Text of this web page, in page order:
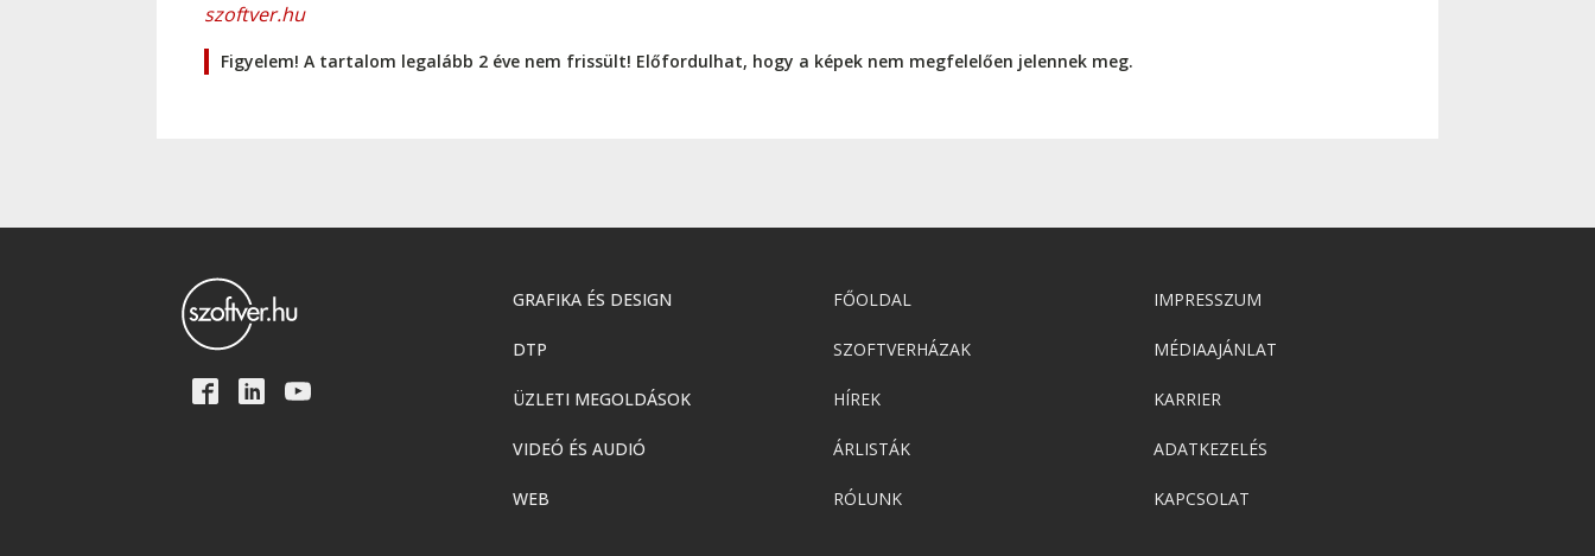
szoftver.hu
Figyelem! A tartalom legalább 2 éve nem frissült! Előfordulhat, hogy a képek nem megfelelően jelennek meg.
GRAFIKA ÉS DESIGN
DTP
ÜZLETI MEGOLDÁSOK
VIDEÓ ÉS AUDIÓ
WEB
FŐOLDAL
SZOFTVERHÁZAK
HÍREK
ÁRLISTÁK
RÓLUNK
IMPRESSZUM
MÉDIAAJÁNLAT
KARRIER
ADATKEZELÉS
KAPCSOLAT